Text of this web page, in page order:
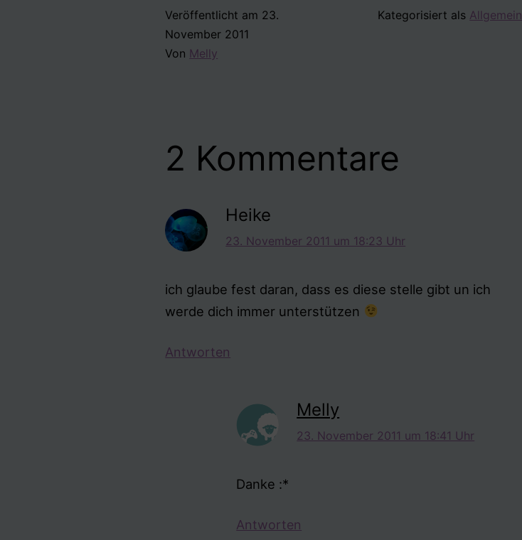
Veröffentlicht am 23.
November 2011
Von Melly
Kategorisiert als Allgemein
2 Kommentare
Heike
23. November 2011 um 18:23 Uhr
ich glaube fest daran, dass es diese stelle gibt un ich
werde dich immer unterstützen
Antworten
Melly
23. November 2011 um 18:41 Uhr
Danke :*
Antworten